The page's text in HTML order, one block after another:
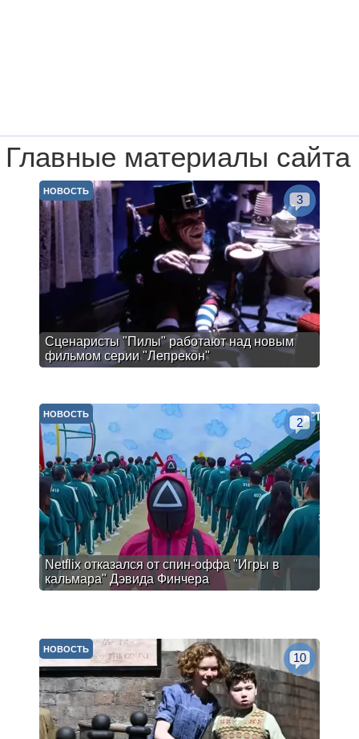
Главные материалы сайта
Сценаристы "Пилы" работают над новым
фильмом серии "Лепрекон"
НОВОСТЬ
3
Netflix отказался от спин-оффа "Игры в
кальмара" Дэвида Финчера
НОВОСТЬ
2
НОВОСТЬ
10